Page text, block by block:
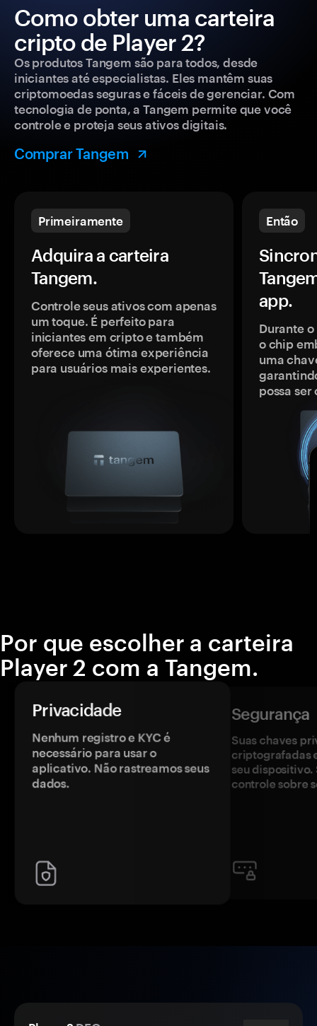
Como obter uma carteira
cripto de Player 2?
Os produtos Tangem são para todos, desde
iniciantes até especialistas. Eles mantêm suas
criptomoedas seguras e fáceis de gerenciar. Com
tecnologia de ponta, a Tangem permite que você
controle e proteja seus ativos digitais.
Comprar Tangem
Primeiramente
Adquira a carteira
Tangem.
Controle seus ativos com apenas
um toque. É perfeito para
iniciantes em cripto e também
oferece uma ótima experiência
para usuários mais experientes.
Então
app.
Durante
o chip
uma
possa
Por que escolher a carteira
Player 2 com a Tangem.
Privacidade
Nenhum registro e KYC é
necessário para usar o
aplicativo. Não rastreamos seus
dados.
Segurança
Suas chaves
criptografadas
seu dispositivo.
controle sobre